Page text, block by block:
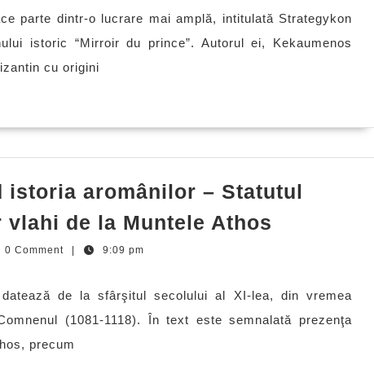
parte dintr-o lucrare mai amplă, intitulată Strategykon
istoric “Mirroir du prince”. Autorul ei, Kekaumenos
cu origini
istoria aromânilor – Statutul
de la Muntele Athos
aromânilor
–
0 Comment 9:09 pm
de la sfârşitul secolului al XI-lea, din vremea
(1081-1118). În text este semnalată prezenţa
precum